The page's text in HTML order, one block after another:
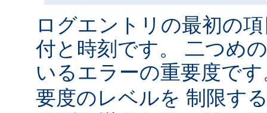
ログエントリの最初の
付と時刻です。 二つめ
いるエラーの重要度で
要度のレベルを 制限す